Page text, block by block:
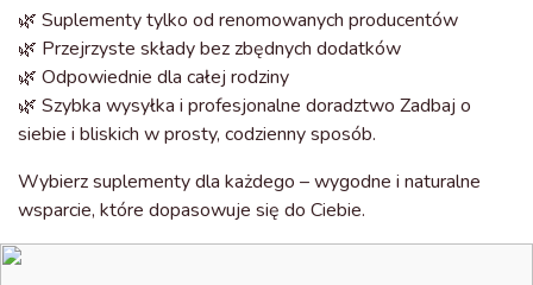
🌿 Suplementy tylko od renomowanych producentów
🌿 Przejrzyste składy bez zbędnych dodatków
🌿 Odpowiednie dla całej rodziny
🌿 Szybka wysyłka i profesjonalne doradztwo Zadbaj o
siebie i bliskich w prosty, codzienny sposób.
Wybierz suplementy dla każdego – wygodne i naturalne
wsparcie, które dopasowuje się do Ciebie.